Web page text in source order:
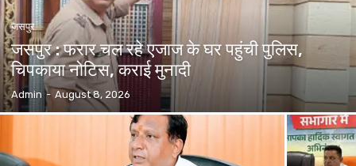
जसपुर
जसपुर : फरार चल रहे एजाज के घर पहुंची पुलिस,
चिपकाया नोटिस, कराई मुनादी
Admin - August 8, 2026